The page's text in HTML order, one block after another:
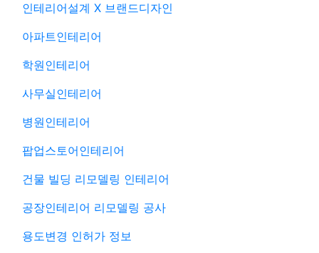
인테리어설계 X 브랜드디자인
아파트인테리어
학원인테리어
사무실인테리어
병원인테리어
팝업스토어인테리어
건물 빌딩 리모델링 인테리어
공장인테리어 리모델링 공사
용도변경 인허가 정보